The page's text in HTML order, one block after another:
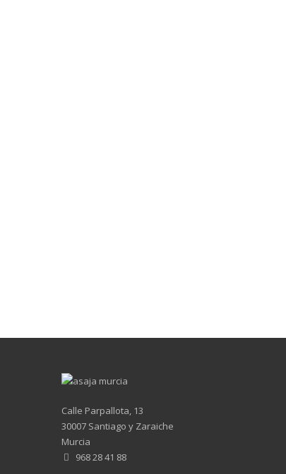
Calle Parpallota, 13
30007 Santiago y Zaraiche
Murcia
968 28 41 88